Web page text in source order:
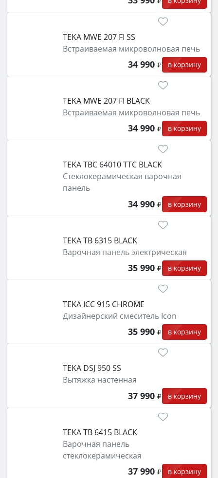
TEKA MWE 207 FI SS
Встраиваемая микроволновая печь
34 990 в корзину
TEKA MWE 207 FI BLACK
Встраиваемая микроволновая печь
34 990 в корзину
TEKA TBC 64010 TTC BLACK
Стеклокерамическая варочная
панель
34 990 в корзину
TEKA TB 6315 BLACK
Варочная панель электрическая
35 990 в корзину
TEKA ICC 915 CHROME
Дизайнерский смеситель Icon
35 990 в корзину
TEKA DSJ 950 SS
Вытяжка настенная
37 990 в корзину
TEKA TB 6415 BLACK
Варочная панель
стеклокерамическая
37 990 в корзину